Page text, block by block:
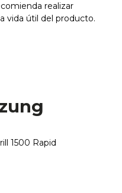
realizar
vida útil del producto.
1500 Rapid